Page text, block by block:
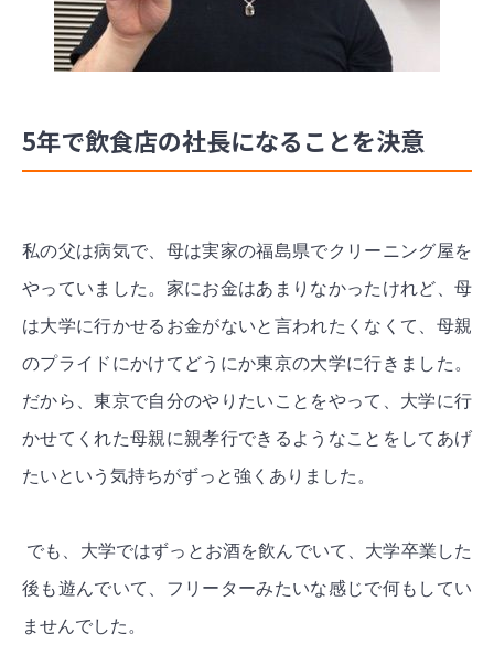
5年で飲食店の社長になることを決意
私の父は病気で、母は実家の福島県でクリーニング屋を
やっていました。家にお金はあまりなかったけれど、母
は大学に行かせるお金がないと言われたくなくて、母親
のプライドにかけてどうにか東京の大学に行きました。
だから、東京で自分のやりたいことをやって、大学に行
かせてくれた母親に親孝行できるようなことをしてあげ
たいという気持ちがずっと強くありました。
でも、大学ではずっとお酒を飲んでいて、大学卒業した
後も遊んでいて、フリーターみたいな感じで何もしてい
ませんでした。